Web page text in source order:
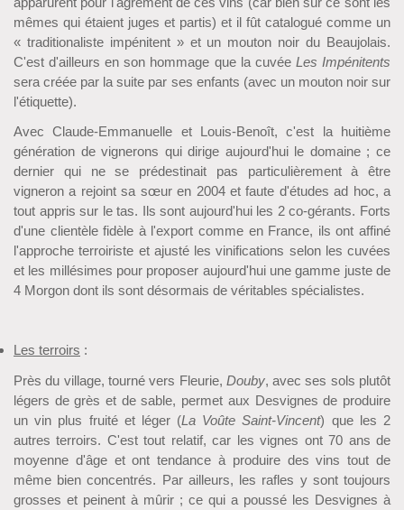
mêmes qui étaient juges et partis) et il fût catalogué comme un
« traditionaliste impénitent » et un mouton noir du Beaujolais.
C'est d'ailleurs en son hommage que la cuvée Les Impénitents
sera créée par la suite par ses enfants (avec un mouton noir sur
l'étiquette).
Avec Claude-Emmanuelle et Louis-Benoît, c'est la huitième
génération de vignerons qui dirige aujourd'hui le domaine ; ce
dernier qui ne se prédestinait pas particulièrement à être
vigneron a rejoint sa sœur en 2004 et faute d'études ad hoc, a
tout appris sur le tas. Ils sont aujourd'hui les 2 co-gérants. Forts
d'une clientèle fidèle à l'export comme en France, ils ont affiné
l'approche terroiriste et ajusté les vinifications selon les cuvées
et les millésimes pour proposer aujourd'hui une gamme juste de
4 Morgon dont ils sont désormais de véritables spécialistes.
Les terroirs :
Près du village, tourné vers Fleurie, Douby, avec ses sols plutôt
légers de grès et de sable, permet aux Desvignes de produire
un vin plus fruité et léger (La Voûte Saint-Vincent) que les 2
autres terroirs. C'est tout relatif, car les vignes ont 70 ans de
moyenne d'âge et ont tendance à produire des vins tout de
même bien concentrés. Par ailleurs, les rafles y sont toujours
grosses et peinent à mûrir ; ce qui a poussé les Desvignes à